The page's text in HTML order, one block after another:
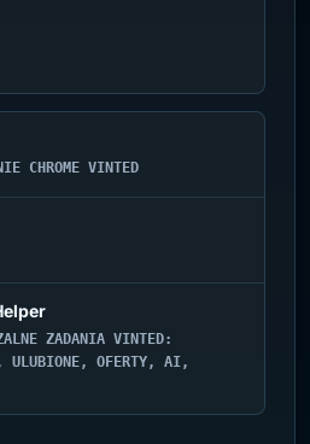
CHROME VINTED
ZADANIA VINTED:
ULUBIONE, OFERTY, AI,